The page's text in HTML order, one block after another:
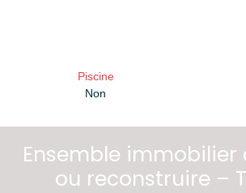
Piscine
Non
Ensemble immobilier
ou reconstruire –